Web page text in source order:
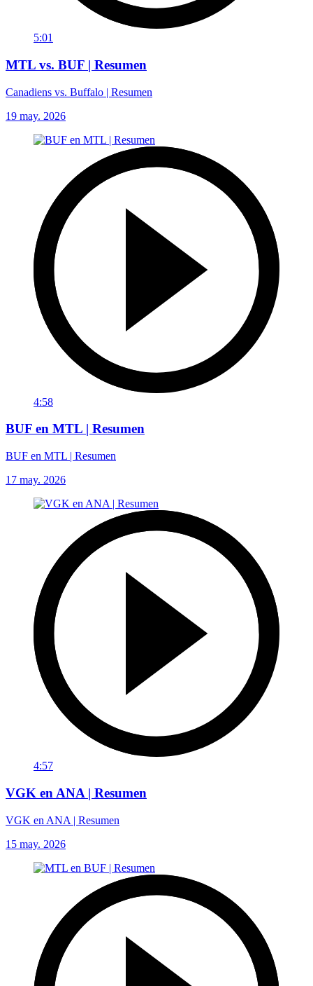
5:01
MTL vs. BUF | Resumen
Canadiens vs. Buffalo | Resumen
19 may. 2026
4:58
BUF en MTL | Resumen
BUF en MTL | Resumen
17 may. 2026
4:57
VGK en ANA | Resumen
VGK en ANA | Resumen
15 may. 2026